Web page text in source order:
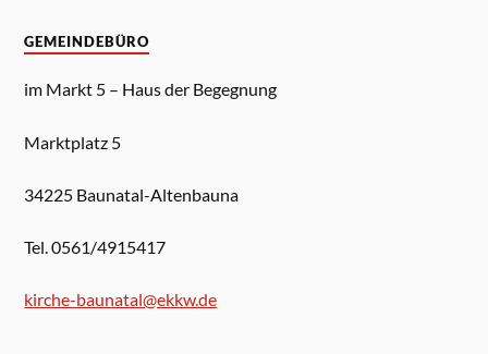
GEMEINDEBÜRO
im Markt 5 – Haus der Begegnung
Marktplatz 5
34225 Baunatal-Altenbauna
Tel. 0561/4915417
kirche-baunatal@ekkw.de